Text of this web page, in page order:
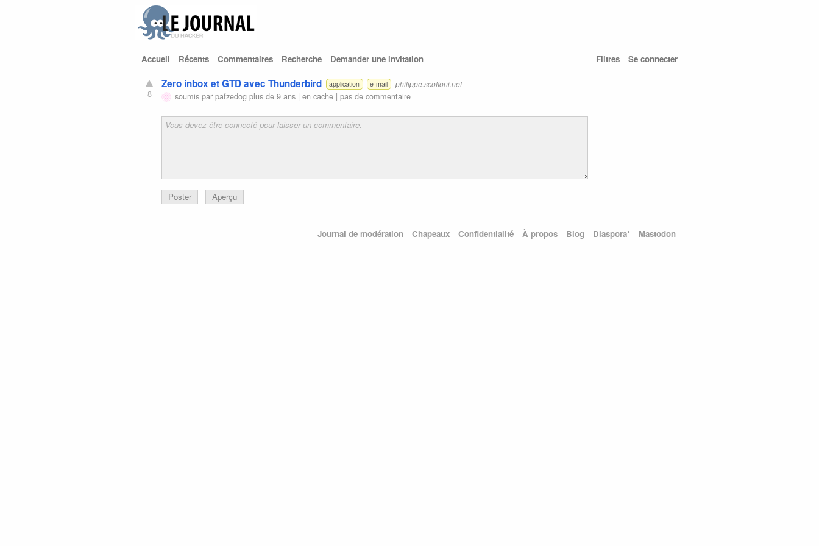
Accueil Récents Commentaires Recherche Demander une invitation Filtres Se connecter
8
Zero inbox et GTD avec Thunderbird application e-mail philippe.scoffoni.net
soumis parpafzedog plus de 9 ans |en cache |pas de commentaire
Poster Aperçu
Journal de modération Chapeaux Confidentialité À propos Blog Diaspora* Mastodon